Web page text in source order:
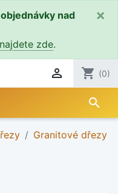
nad
najdete zde.
×
 shopping_cart (0)
search
Granitové dřezy